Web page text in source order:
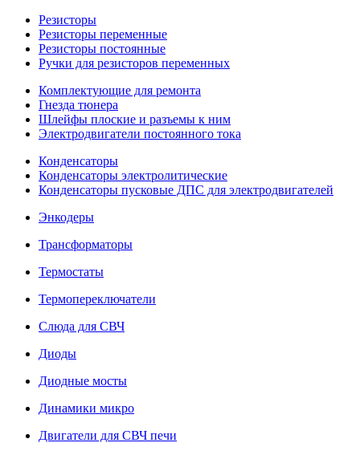
Резисторы
Резисторы переменные
Резисторы постоянные
Ручки для резисторов переменных
Комплектующие для ремонта
Гнезда тюнера
Шлейфы плоские и разъемы к ним
Электродвигатели постоянного тока
Конденсаторы
Конденсаторы электролитические
Конденсаторы пусковые ДПС для электродвигателей
Энкодеры
Трансформаторы
Термостаты
Термопереключатели
Слюда для СВЧ
Диоды
Диодные мосты
Динамики микро
Двигатели для СВЧ печи